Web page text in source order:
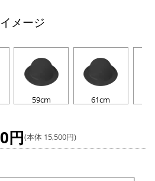
イメージ
59cm 61cm
円(本体 15,500円)